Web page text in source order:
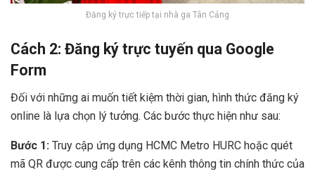
Đăng ký trực tiếp tại nhà ga Tân Cảng
Cách 2: Đăng ký trực tuyến qua Google
Form
Đối với những ai muốn tiết kiệm thời gian, hình thức đăng ký
online là lựa chọn lý tưởng. Các bước thực hiện như sau:
Bước 1: Truy cập ứng dụng HCMC Metro HURC hoặc quét
mã QR được cung cấp trên các kênh thông tin chính thức của